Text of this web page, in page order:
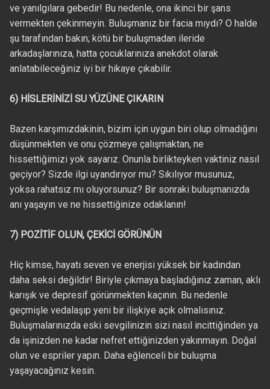
ve yanılgılara gebedir! Bu nedenle, ona ikinci bir şans
vermekten çekinmeyin. Buluşmanız bir facia mıydı? O halde
şu tarafından bakın; kötü bir buluşmadan ileride
arkadaşlarınıza, hatta çocuklarınıza anekdot olarak
anlatabileceğiniz iyi bir hikaye çıkabilir.
6) HİSLERİNİZİ SU YÜZÜNE ÇIKARIN
Bazen karşımızdakinin, bizim için uygun biri olup olmadığını
düşünmekten ve onu çözmeye çalışmaktan, ne
hissettiğimizi yok sayarız. Onunla birlikteyken vaktiniz nasıl
geçiyor? Sizde ilgi uyandırıyor mu? Sıkılıyor musunuz,
yoksa rahatsız mı oluyorsunuz? Bir sonraki buluşmanızda
anı yaşayın ve ne hissettiğinize odaklanın!
7) POZİTİF OLUN, ÇEKİCİ GÖRÜNÜN
Hiç kimse, hayatı seven ve enerjisi yüksek bir kadından
daha seksi değildir! Biriyle çıkmaya başladığınız zaman, aklı
karışık ve depresif görünmekten kaçının. Bu nedenle
geçmişle vedalaşıp yeni bir ilişkiye açık olmalısınız.
Buluşmalarınızda eski sevgilinizin sizi nasıl incittiğinden ya
da işinizden ne kadar nefret ettiğinizden yakınmayın. Doğal
olun ve espriler yapın. Daha eğlenceli bir buluşma
yaşayacağınız kesin.